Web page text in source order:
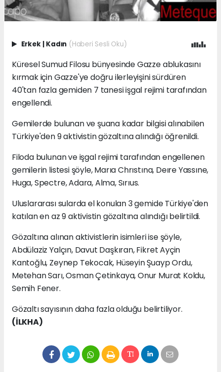
Erkek | Kadın (Haberi Sesli Oku)
Küresel Sumud Filosu bünyesinde Gazze ablukasını
kırmak için Gazze'ye doğru ilerleyişini sürdüren
40'tan fazla gemiden 7 tanesi işgal rejimi tarafından
engellendi.
Gemilerde bulunan ve şuana kadar bilgisi alınabilen
Türkiye'den 9 aktivistin gözaltına alındığı öğrenildi.
Filoda bulunan ve işgal rejimi tarafından engellenen
gemilerin listesi şöyle, Marıa Chrıstına, Deıre Yassıne,
Huga, Spectre, Adara, Alma, Sırıus.
Uluslararası sularda el konulan 3 gemide Türkiye'den
katılan en az 9 aktivistin gözaltına alındığı belirtildi.
Gözaltına alınan aktivistlerin isimleri ise şöyle,
Abdülaziz Yalçın, Davut Daşkıran, Fikret Ayçin
Kantoğlu, Zeynep Tekocak, Hüseyin Şuayp Ordu,
Metehan Sarı, Osman Çetinkaya, Onur Murat Koldu,
Semih Fener.
Gözaltı sayısının daha fazla olduğu belirtiliyor.
(İLKHA)